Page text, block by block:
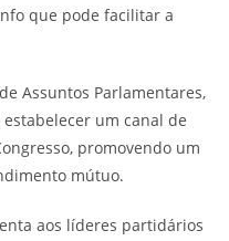
que pode facilitar a
Assuntos Parlamentares,
um canal de
promovendo um
mútuo.
aos líderes partidários